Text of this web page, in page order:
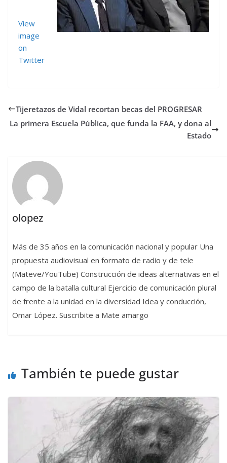
View
image
on
Twitter
Tijeretazos de Vidal recortan becas del PROGRESAR
La primera Escuela Pública, que funda la FAA, y dona al
Estado
olopez
Más de 35 años en la comunicación nacional y popular Una
propuesta audiovisual en formato de radio y de tele
(Mateve/YouTube) Construcción de ideas alternativas en el
campo de la batalla cultural Ejercicio de comunicación plural
de frente a la unidad en la diversidad Idea y conducción,
Omar López. Suscribite a Mate amargo
También te puede gustar